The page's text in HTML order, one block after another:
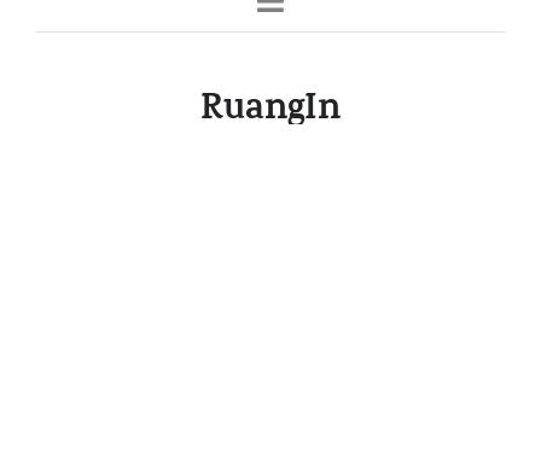
RuangIn